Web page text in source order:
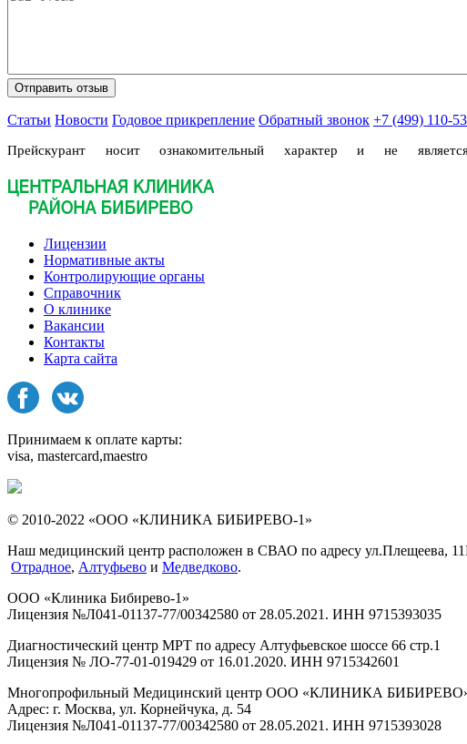
Статьи Новости Годовое прикрепление Обратный звонок +7 (499) 110-
Прейскурант носит ознакомительный характер и не
Лицензии
Нормативные акты
Контролирующие органы
Справочник
О клинике
Вакансии
Контакты
Карта сайта
Принимаем к оплате карты:
visa, mastercard,maestro
© 2010-2022 «ООО «КЛИНИКА БИБИРЕВО-1»
Наш медицинский центр расположен в СВАО по адресу ул.Плещеева,
Отрадное, Алтуфьево и Медведково.
ООО «Клиника Бибирево-1»
Лицензия №Л041-01137-77/00342580 от 28.05.2021. ИНН 9715393035
Диагностический центр МРТ по адресу Алтуфьевское шоссе 66 стр.1
Лицензия № ЛО-77-01-019429 от 16.01.2020. ИНН 9715342601
Многопрофильный Медицинский центр ООО «КЛИНИКА
Адрес: г. Москва, ул. Корнейчука, д. 54
Лицензия №Л041-01137-77/00342580 от 28.05.2021. ИНН 9715393028